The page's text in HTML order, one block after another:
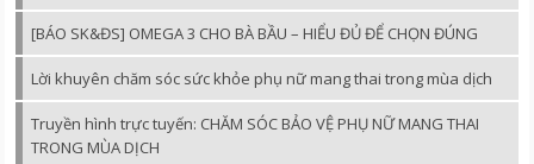
[BÁO SK&ĐS] OMEGA 3 CHO BÀ BẦU – HIỂU ĐỦ ĐỂ CHỌN ĐÚNG
Lời khuyên chăm sóc sức khỏe phụ nữ mang thai trong mùa dịch
Truyền hình trực tuyến: CHĂM SÓC BẢO VỆ PHỤ NỮ MANG THAI
TRONG MÙA DỊCH